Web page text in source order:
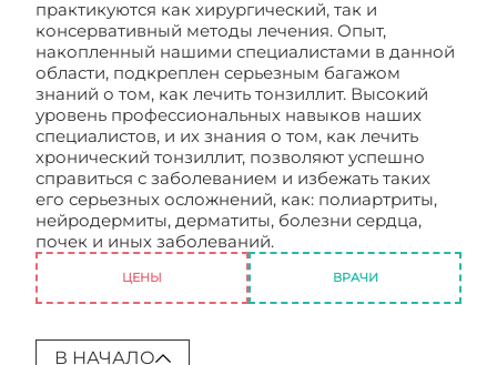
практикуются как хирургический, так и
консервативный методы лечения. Опыт,
накопленный нашими специалистами в данной
области, подкреплен серьезным багажом
знаний о том, как лечить тонзиллит. Высокий
уровень профессиональных навыков наших
специалистов, и их знания о том, как лечить
хронический тонзиллит, позволяют успешно
справиться с заболеванием и избежать таких
его серьезных осложнений, как: полиартриты,
нейродермиты, дерматиты, болезни сердца,
почек и иных заболеваний.
ЦЕНЫ ВРАЧИ
В НАЧАЛО